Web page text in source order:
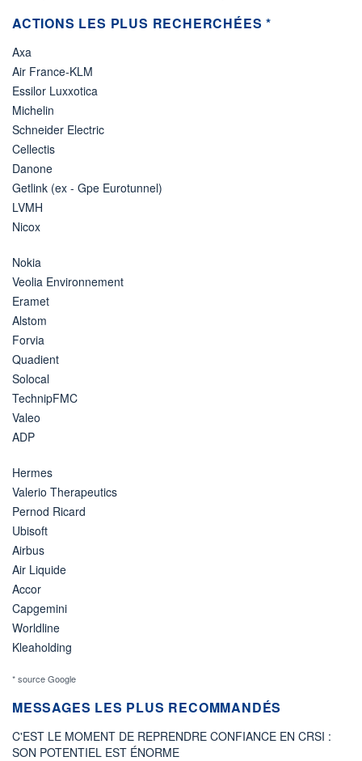
ACTIONS LES PLUS RECHERCHÉES *
Axa
Air France-KLM
Essilor Luxxotica
Michelin
Schneider Electric
Cellectis
Danone
Getlink (ex - Gpe Eurotunnel)
LVMH
Nicox
Nokia
Veolia Environnement
Eramet
Alstom
Forvia
Quadient
Solocal
TechnipFMC
Valeo
ADP
Hermes
Valerio Therapeutics
Pernod Ricard
Ubisoft
Airbus
Air Liquide
Accor
Capgemini
Worldline
Kleaholding
* source Google
MESSAGES LES PLUS RECOMMANDÉS
C'EST LE MOMENT DE REPRENDRE CONFIANCE EN CRSI :
SON POTENTIEL EST ÉNORME